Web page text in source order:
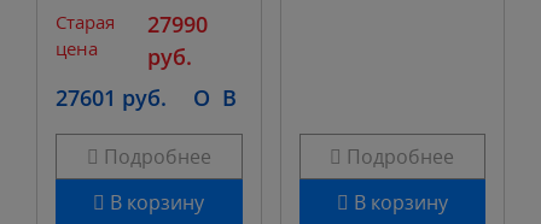
ящиков
Старая
цена
27990
руб.
27601 руб.
O B
Подробнее
В корзину
Подробнее
В корзину